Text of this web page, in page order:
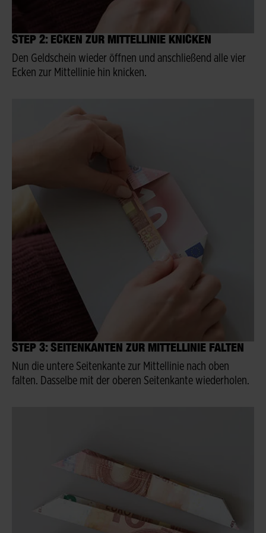
STEP 2: ECKEN ZUR MITTELLINIE KNICKEN
Den Geldschein wieder öffnen und anschließend alle vier
Ecken zur Mittellinie hin knicken.
STEP 3: SEITENKANTEN ZUR MITTELLINIE FALTEN
Nun die untere Seitenkante zur Mittellinie nach oben
falten. Dasselbe mit der oberen Seitenkante wiederholen.